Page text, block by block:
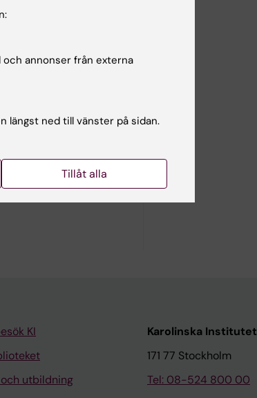
och
KI
utbildning
Karolinska Institutet
171 77 Stockholm
Tel: 08-524 800 00
annonser från externa
längst ned till vänster på sidan.
Tillåt alla